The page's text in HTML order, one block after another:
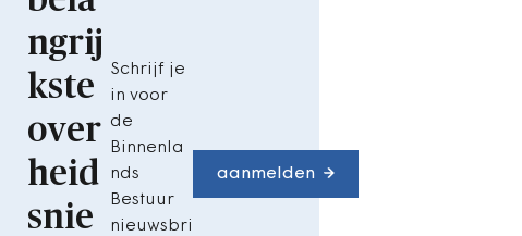
ngrij
kste
over
heid
snie
Schrijf je
in voor
de
Binnenla
nds
Bestuur
nieuwsbri
aanmelden